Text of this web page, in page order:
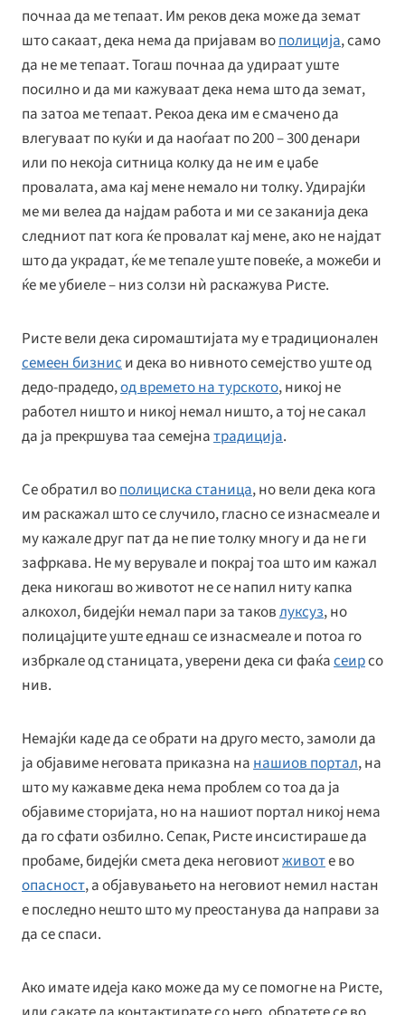
почнаа да ме тепаат. Им реков дека може да земат
што сакаат, дека нема да пријавам вополиција, само
да не ме тепаат. Тогаш почнаа да удираат уште
посилно и да ми кажуваат дека нема што да земат,
па затоа ме тепаат. Рекоа дека им е смачено да
влегуваат по куќи и да наоѓаат по 200 – 300 денари
или по некоја ситница колку да не им е џабе
провалата, ама кај мене немало ни толку. Удирајќи
ме ми велеа да најдам работа и ми се заканија дека
следниот пат кога ќе провалат кај мене, ако не најдат
што да украдат, ќе ме тепале уште повеќе, а можеби и
ќе ме убиеле – низ солзи нѝ раскажува Ристе.
Ристе вели дека сиромаштијата му е традиционален
семеен бизнис и дека во нивното семејство уште од
дедо-прадедо,од времето на турското, никој не
работел ништо и никој немал ништо, а тој не сакал
да ја прекршува таа семејнатрадиција.
Се обратил вополициска станица, но вели дека кога
им раскажал што се случило, гласно се изнасмеале и
му кажале друг пат да не пие толку многу и да не ги
зафркава. Не му верувале и покрај тоа што им кажал
дека никогаш во животот не се напил ниту капка
алкохол, бидејќи немал пари за таковлуксуз, но
полицајците уште еднаш се изнасмеале и потоа го
избркале од станицата, уверени дека си фаќасеирсо
нив.
Немајќи каде да се обрати на друго место, замоли да
ја објавиме неговата приказна на нашиов портал, на
што му кажавме дека нема проблем со тоа да ја
објавиме сторијата, но на нашиот портал никој нема
да го сфати озбилно. Сепак, Ристе инсистираше да
пробаме, бидејќи смета дека неговиотживоте во
опасност, а објавувањето на неговиот немил настан
е последно нешто што му преостанува да направи за
да се спаси.
Ако имате идеја како може да му се помогне на Ристе,